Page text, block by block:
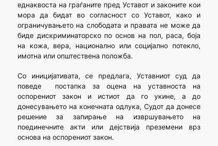
еднаквоста на граѓаните пред Уставот и законите кои
мора да бидат во согласност со Уставот, како и
ограничувањето на слободата и правата не може да
биде дискриминаторско по основ на пол, раса, боја
на кожа, вера, национално или социјално потекло,
имотна или општествена положба.
Со иницијативата, се предлага, Уставниот суд да
поведе постапка за оцена на уставноста на
оспорениот закон и истиот да го укине, а до
донесувањето на конечната одлука, Судот да донесе
решение за запирање на извршувањето на
поединечните акти или дејствија преземени врз
основа на оспорениот закон.